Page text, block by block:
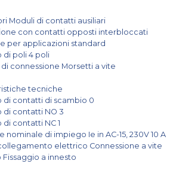
Moduli di contatti ausiliari
con contatti opposti interbloccati
per applicazioni standard
di poli 4 poli
di connessione Morsetti a vite
tecniche
di contatti di scambio 0
di contatti NO 3
di contatti NC 1
nominale di impiego Ie in AC-15, 230V 10 A
elettrico Connessione a vite
Fissaggio a innesto